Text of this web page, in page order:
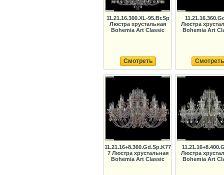
11.21.16.300.XL-95.Br.Sp
Люстра хрустальная
Bohemia Art Classic
Смотреть
Люстра
Bohemia Art
Смотреть
11.21.16+8.360.Gd.Sp.K77
7 Люстра хрустальная
Bohemia Art Classic
Люстра
Bohemia Art